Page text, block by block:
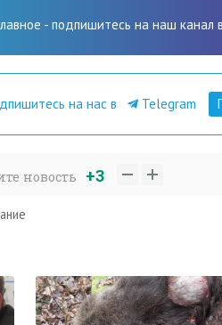
- подпишитесь на наш канал в
на нас в Telegram
новость +3